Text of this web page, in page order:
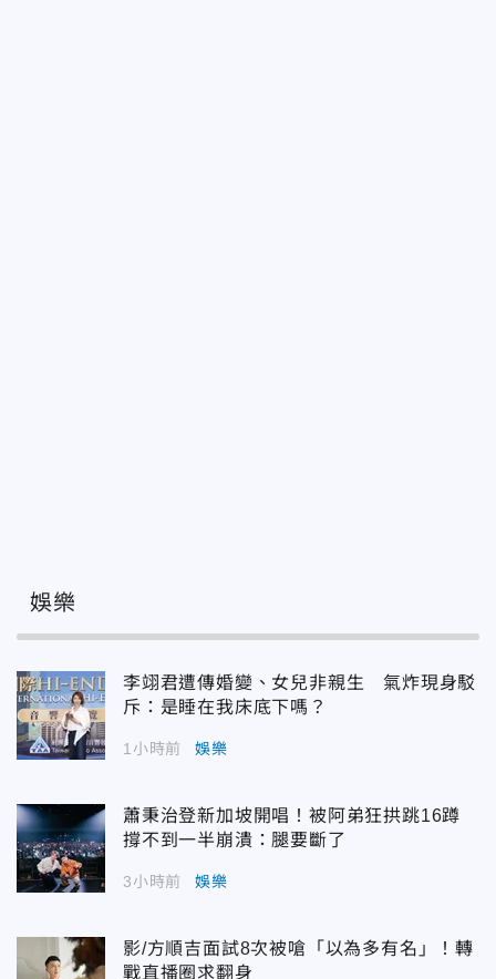
娛樂
李翊君遭傳婚變、女兒非親生 氣炸現身駁
斥：是睡在我床底下嗎？
1小時前 娛樂
蕭秉治登新加坡開唱！被阿弟狂拱跳16蹲
撐不到一半崩潰：腿要斷了
3小時前 娛樂
影/方順吉面試8次被嗆「以為多有名」！轉
戰直播圈求翻身